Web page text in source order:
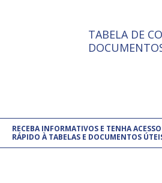
ISO 9001:
A
TABELA DE
RECEBA INFORMATIVOS E TENHA ACESSO
RÁPIDO À TABELAS E DOCUMENTOS